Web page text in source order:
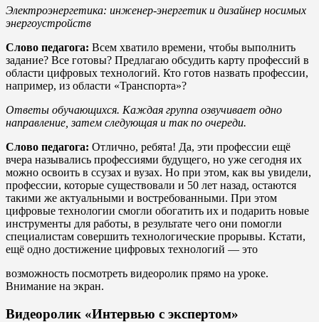
Электроэнергетика: инженер-энергетик и дизайнер носимых
энергоустройств
Слово педагога: Всем хватило времени, чтобы выполнить
задание? Все готовы? Предлагаю обсудить карту профессий в
области цифровых технологий. Кто готов назвать профессии,
например, из области «Транспорта»?
Ответы обучающихся. Каждая группа озвучивает одно
направление, затем следующая и так по очереди.
Слово педагога: Отлично, ребята! Да, эти профессии ещё
вчера назывались профессиями будущего, но уже сегодня их
можно освоить в ссузах и вузах. Но при этом, как вы увидели,
профессии, которые существовали и 50 лет назад, остаются
такими же актуальными и востребованными. При этом
цифровые технологии смогли обогатить их и подарить новые
инструменты для работы, в результате чего они помогли
специалистам совершить технологические прорывы. Кстати,
ещё одно достижение цифровых технологий — это
возможность посмотреть видеоролик прямо на уроке.
Внимание на экран.
Видеоролик «Интервью с экспертом»